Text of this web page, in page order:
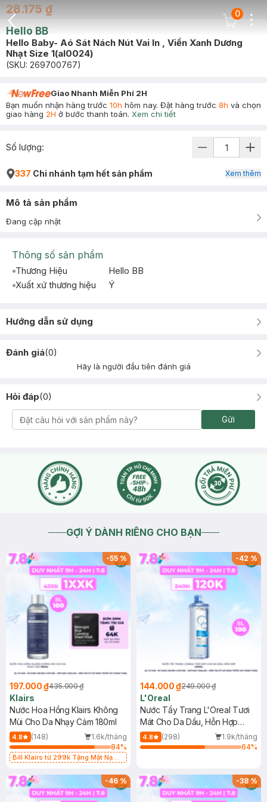
Back Icon
Cart Icon
0
28.175 ₫
Hello BB
Hello Baby- Aó Sát Nách Nút Vai In , Viền Xanh Dương
Nhạt Size 1(al0024)
(SKU: 269700767)
Giao Nhanh Miễn Phí 2H
Bạn muốn nhận hàng trước 10h hôm nay. Đặt hàng trước 8h và chọn
giao hàng 2H ở bước thanh toán. Xem chi tiết
Số lượng:
337 Chi nhánh tạm hết sản phẩm Xem thêm
Mô tả sản phẩm
Đang cập nhật
Thông số sản phẩm
Thương Hiệu
Hello BB
Xuất xứ thương hiệu
Ý
Hướng dẫn sử dụng
Đánh giá(0)
Hãy là người đầu tiên đánh giá
Hỏi đáp(0)
Gửi
GỢI Ý DÀNH RIÊNG CHO BẠN
-55%
197.000 ₫435.000 ₫
Klairs
Nước Hoa Hồng Klairs Không
Mùi Cho Da Nhạy Cảm 180ml
4.8 (148)
1.6k/tháng
84%
Bill Klairs từ 299k Tặng Mặt Nạ
25ml (SL Có Hạn)
-42%
144.000 ₫249.000 ₫
L'Oreal
Nước Tẩy Trang L'Oreal Tươi
Mát Cho Da Dầu, Hỗn Hợp
400ml
4.8 (298)
1.9k/tháng
64%
-46% -38%